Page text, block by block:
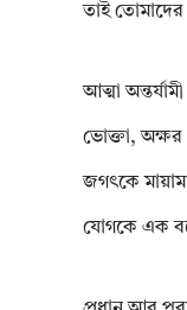
তাই
আত্মা
ভোক্তা, অক্ষর
জগৎকে
যোগকে এক বলে